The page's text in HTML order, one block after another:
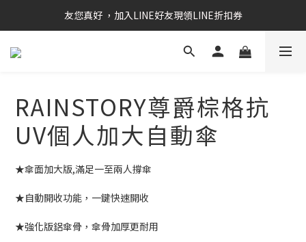
RAINSTORY會員招募中   加入會員即贈送購物金50元
友您真好 ，加入LINE好友現領LINE折扣券
RAINSTORY會員招募中   加入會員即贈送購物金50元
RAINSTORY尊爵棕格抗
UV個人加大自動傘
★傘面加大版,滿足一至兩人撐傘
★自動開收功能，一鍵快速開收
★強化版鋁傘骨，傘骨加厚更耐用